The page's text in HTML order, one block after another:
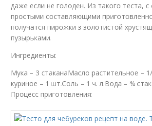
даже если не голоден. Из такого теста,
простыми составляющими
получатся пирожки з золотистой
пузырьками.
Ингредиенты:
Мука – 3 стаканаМасло растительное –
куриное – 1 шт.Соль – 1 ч. л.Вода – ¾
Процесс приготовления: